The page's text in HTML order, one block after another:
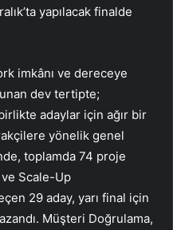
yapılacak finalde
imkânı ve dereceye
dev tertipte;
adaylar için ağır bir
yönelik genel
toplamda 74 proje
ve Scale-Up
29 aday, yarı final için
Müşteri Doğrulama,